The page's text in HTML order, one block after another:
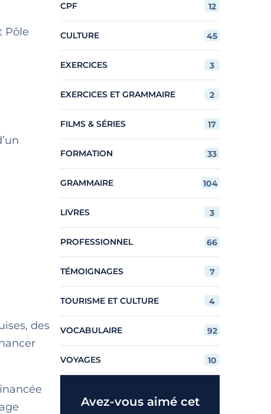
Pôle
des
CPF 12
CULTURE 45
EXERCICES 3
EXERCICES ET GRAMMAIRE 2
FILMS & SÉRIES 17
FORMATION 33
GRAMMAIRE 104
LIVRES 3
PROFESSIONNEL 66
TÉMOIGNAGES 7
TOURISME ET CULTURE 4
VOCABULAIRE 92
VOYAGES 10
Avez-vous aimé cet